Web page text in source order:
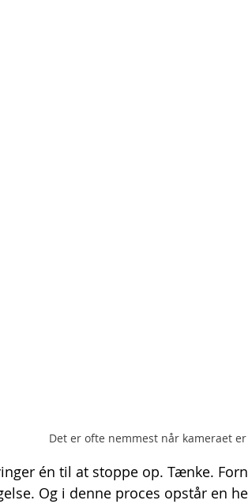
Det er ofte nemmest når kameraet
én til at stoppe op. Tænke.
Og i denne proces opstår en